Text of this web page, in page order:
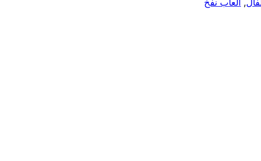
, العاب نفخ